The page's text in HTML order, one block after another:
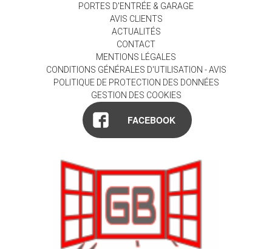
PORTES D'ENTRÉE & GARAGE
AVIS CLIENTS
ACTUALITÉS
CONTACT
MENTIONS LÉGALES
CONDITIONS GÉNÉRALES D'UTILISATION - AVIS
POLITIQUE DE PROTECTION DES DONNÉES
GESTION DES COOKIES
FACEBOOK